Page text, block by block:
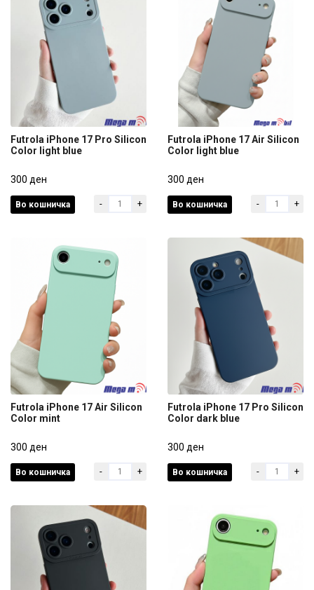
Color light blue
300 ден
Futrola iPhone 17 Pro Silicon
Color light blue
300 ден
Во кошничка - +
Color light blue
300 ден
Futrola iPhone 17 Air Silicon
Color light blue
300 ден
Во кошничка - +
Color mint
300 ден
Futrola iPhone 17 Air Silicon
Color mint
300 ден
Во кошничка - +
Color dark blue
300 ден
Futrola iPhone 17 Pro Silicon
Color dark blue
300 ден
Во кошничка - +